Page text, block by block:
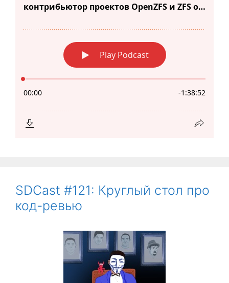
SDCast #121: Круглый стол про
код-ревью